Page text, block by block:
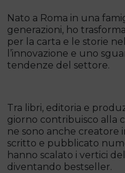
Nato a Roma in una
generazioni, ho
per la carta e le storie
l’innovazione e uno
tendenze del settore.
Tra libri, editoria e
giorno contribuisco alla
ne sono anche creatore
scritto e pubblicato
hanno scalato i vertici
diventando bestseller.